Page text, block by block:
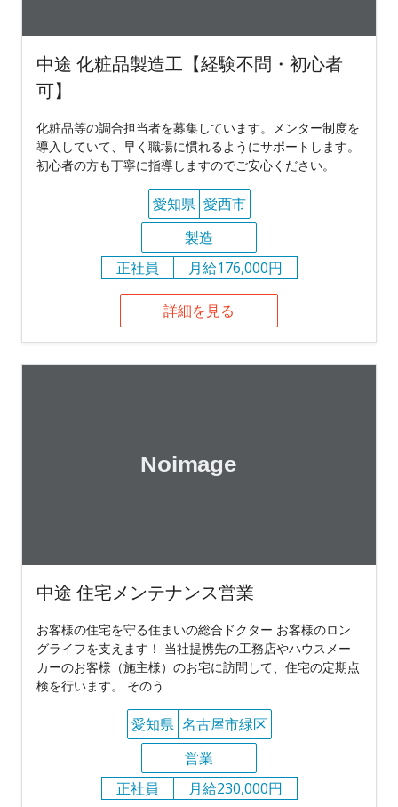
中途 化粧品製造工【経験不問・初心者
可】
化粧品等の調合担当者を募集しています。メンター制度を
導入していて、早く職場に慣れるようにサポートします。
初心者の方も丁寧に指導しますのでご安心ください。
愛知県 愛西市
製造
正社員
月給176,000円
詳細を見る
中途 住宅メンテナンス営業
お客様の住宅を守る住まいの総合ドクター お客様のロン
グライフを支えます！ 当社提携先の工務店やハウスメー
カーのお客様（施主様）のお宅に訪問して、住宅の定期点
検を行います。 そのう
愛知県 名古屋市緑区
営業
正社員
月給230,000円